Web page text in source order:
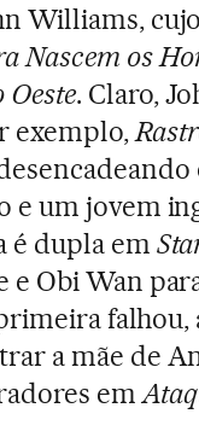
Williams,
Nascem os
. Claro,
exemplo,
e um jovem
é dupla em
Obi Wan
falhou,
a mãe de
em